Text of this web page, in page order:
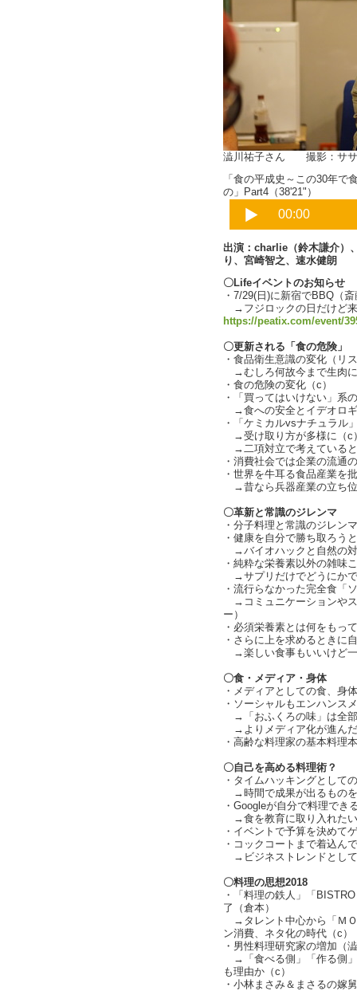
澁川祐子さん 撮影：ササ
「食の平成史～この30年で
の」Part4（38'21"）
出演：charlie（鈴木謙介）
り、宮崎智之、速水健朗
〇Lifeイベントのお知らせ
・7/29(日)に新宿でBBQ（
→フジロックの日だけど
https://peatix.com/event/
〇更新される「食の危険」
・食品衛生意識の変化（リ
→むしろ何故今まで生肉
・食の危険の変化（c）
・「買ってはいけない」系
→食への安全とイデオロ
・「ケミカルvsナチュラル
→受け取り方が多様に（c
→二項対立で考えている
・消費社会では企業の流通
・世界を牛耳る食品産業を
→昔なら兵器産業の立ち
〇革新と常識のジレンマ
・分子料理と常識のジレン
・健康を自分で勝ち取ろう
→バイオハックと自然の
・純粋な栄養素以外の雑味
→サプリだけでどうにか
・流行らなかった完全食「
→コミュニケーションやス
ー）
・必須栄養素とは何をもっ
・さらに上を求めるときに
→楽しい食事もいいけど一
〇食・メディア・身体
・メディアとしての食、身
・ソーシャルもエンハンス
→「おふくろの味」は全
→よりメディア化が進ん
・高齢な料理家の基本料理
〇自己を高める料理術？
・タイムハッキングとして
→時間で成果が出るもの
・Googleが自分で料理でき
→食を教育に取り入れた
・イベントで予算を決めて
・コックコートまで着込ん
→ビジネストレンドとし
〇料理の思想2018
・「料理の鉄人」「
了（倉本）
→タレント中心から「ＭＯ
ン消費、ネタ化の時代（c）
・男性料理研究家の増加（
→「食べる側」「作る側」
も理由か（c）
・小林まさみ＆まさるの嫁